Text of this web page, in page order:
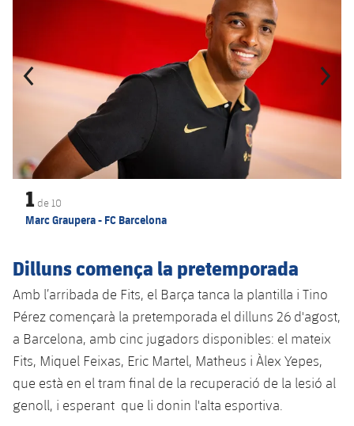
1 de 10
Marc Graupera - FC Barcelona
Dilluns comença la pretemporada
Amb l’arribada de Fits, el Barça tanca la plantilla i Tino
Pérez començarà la pretemporada el dilluns 26 d'agost,
a Barcelona, amb cinc jugadors disponibles: el mateix
Fits, Miquel Feixas, Eric Martel, Matheus i Àlex Yepes,
que està en el tram final de la recuperació de la lesió al
genoll, i esperant que li donin l'alta esportiva.